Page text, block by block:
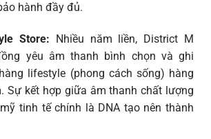
hành đầy đủ.
Store: Nhiều năm liền, District M
yêu âm thanh bình chọn và ghi
lifestyle (phong cách sống) hàng
Sự kết hợp giữa âm thanh chất lượng
tinh tế chính là DNA tạo nên thành